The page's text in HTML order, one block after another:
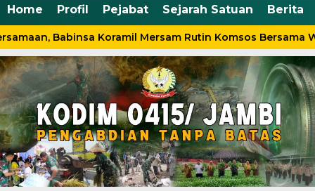
Home Profil Pejabat Sejarah Satuan Berita
Babinsa Koramil Mersam Rutin Komsos Bersama